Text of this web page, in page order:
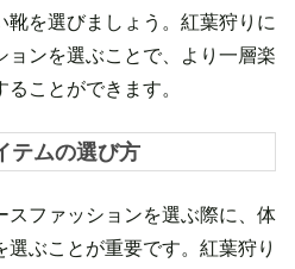
を選びましょう。紅葉狩りに
ョンを選ぶことで、より一層楽
ことができます。
テムの選び方
スファッションを選ぶ際に、体
ぶことが重要です。紅葉狩り